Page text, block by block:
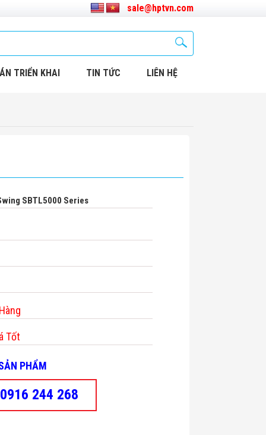
sale@hptvn.com
TRIỂN KHAI TIN TỨC LIÊN HỆ
SBTL5000 Series
Tốt
PHẨM
0916 244 268